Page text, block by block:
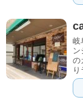
岐
の